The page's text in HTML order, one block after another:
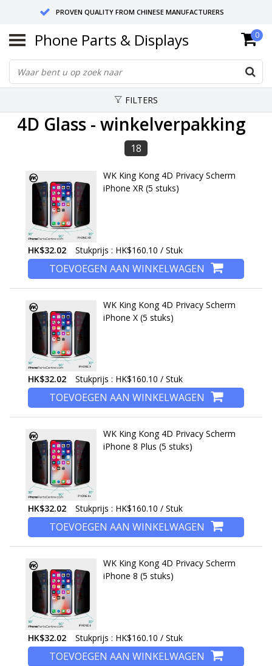
PROVEN QUALITY FROM CHINESE MANUFACTURERS
SEND RETURNS TO GERMANY OR NETHERLANDS
10 DAY SHIPPING
Phone Parts & Displays 0
FILTERS
4D Glass - winkelverpakking
18
WK King Kong 4D Privacy Scherm
iPhone XR (5 stuks)
HK$32.02 Stukprijs : HK$160.10 / Stuk
TOEVOEGEN AAN WINKELWAGEN
WK King Kong 4D Privacy Scherm
iPhone X (5 stuks)
HK$32.02 Stukprijs : HK$160.10 / Stuk
TOEVOEGEN AAN WINKELWAGEN
WK King Kong 4D Privacy Scherm
iPhone 8 Plus (5 stuks)
HK$32.02 Stukprijs : HK$160.10 / Stuk
TOEVOEGEN AAN WINKELWAGEN
WK King Kong 4D Privacy Scherm
iPhone 8 (5 stuks)
HK$32.02 Stukprijs : HK$160.10 / Stuk
TOEVOEGEN AAN WINKELWAGEN